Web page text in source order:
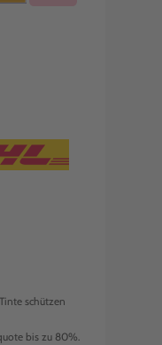
schützen
bis zu 80%.